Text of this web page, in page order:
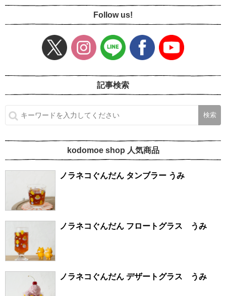
Follow us!
記事検索
kodomoe shop 人気商品
ノラネコぐんだん タンブラー うみ
ノラネコぐんだん フロートグラス うみ
ノラネコぐんだん デザートグラス うみ